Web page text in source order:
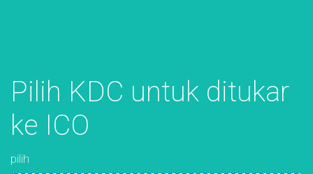
Pilih KDC untuk ditukar
ke ICO
pilih